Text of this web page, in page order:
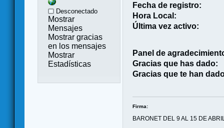
Desconectado
Mostrar
Mensajes
Mostrar gracias
en los mensajes
Mostrar
Estadísticas
Fecha de registro:
Hora Local:
Última vez activo:
Panel de
Gracias que has dado:
Gracias que te han
Firma:
BARONET DEL 9 AL 15 DE